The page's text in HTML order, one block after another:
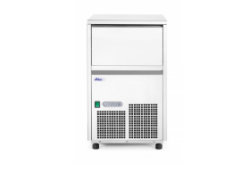
290,46 €281,74 €.